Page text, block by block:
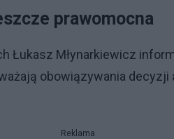
prawomocna
Łukasz Młynarkiewicz
obowiązywania
Reklama